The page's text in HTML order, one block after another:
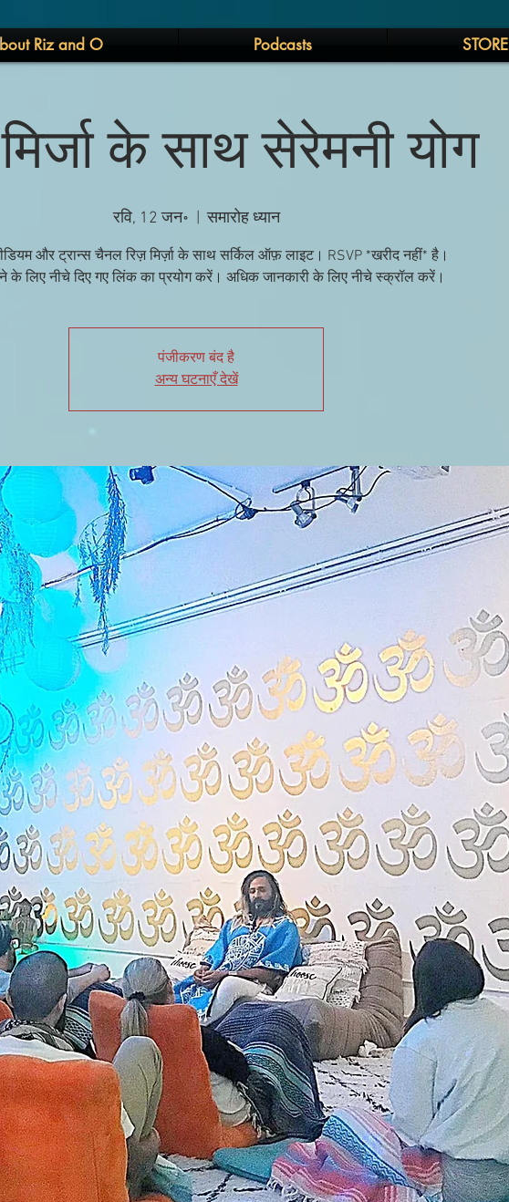
Riz and O Podcasts STORE
के साथ सेरेमनी योग
रवि, 12 जन॰
  |
समारोह ध्यान
और ट्रान्स चैनल रिज़ मिर्ज़ा के साथ सर्किल ऑफ़ लाइट। RSVP *खरीद नहीं* है।
के लिए नीचे दिए गए लिंक का प्रयोग करें। अधिक जानकारी के लिए नीचे स्क्रॉल करें।
पंजीकरण बंद है
अन्य घटनाएँ देखें